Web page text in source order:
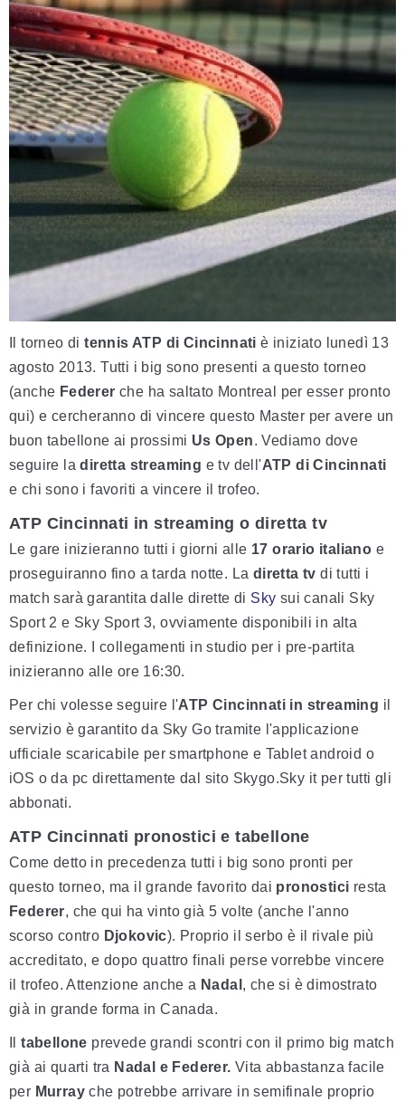
Il torneo ditennis ATP di Cincinnati è iniziato lunedì 13
agosto 2013. Tutti i big sono presenti a questo torneo
(anche Federer che ha saltato Montreal per esser pronto
qui) e cercheranno di vincere questo Master per avere un
buon tabellone ai prossimi Us Open. Vediamo dove
seguire ladiretta streaming e tv dell'ATP di Cincinnati
e chi sono i favoriti a vincere il trofeo.
ATP Cincinnati in streaming o diretta tv
Le gare inizieranno tutti i giorni alle 17 orario italiano e
proseguiranno fino a tarda notte. La diretta tv di tutti i
match sarà garantita dalle dirette di Sky sui canali Sky
Sport 2 e Sky Sport 3, ovviamente disponibili in alta
definizione. I collegamenti in studio per i pre-partita
inizieranno alle ore 16:30.
Per chi volesse seguire l'ATP Cincinnati in streaming il
servizio è garantito da Sky Go tramite l'applicazione
ufficiale scaricabile per smartphone e Tablet android o
iOS o da pc direttamente dal sito Skygo.Sky it per tutti gli
abbonati.
ATP Cincinnati pronostici e tabellone
Come detto in precedenza tutti i big sono pronti per
questo torneo, ma il grande favorito dai pronostici resta
Federer, che qui ha vinto già 5 volte (anche l'anno
scorso contro Djokovic). Proprio il serbo è il rivale più
accreditato, e dopo quattro finali perse vorrebbe vincere
il trofeo. Attenzione anche a Nadal , che si è dimostrato
già in grande forma in Canada.
Iltabellone prevede grandi scontri con il primo big match
già ai quarti tra Nadal e Federer. Vita abbastanza facile
per Murray che potrebbe arrivare in semifinale proprio